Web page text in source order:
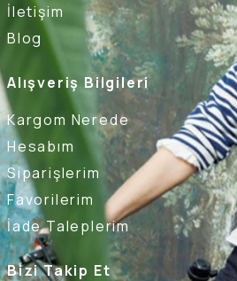
İletişim
Blog
Alışveriş Bilgileri
Kargom Nerede
Hesabım
Siparişlerim
Favorilerim
İade Taleplerim
Bizi Takip Et